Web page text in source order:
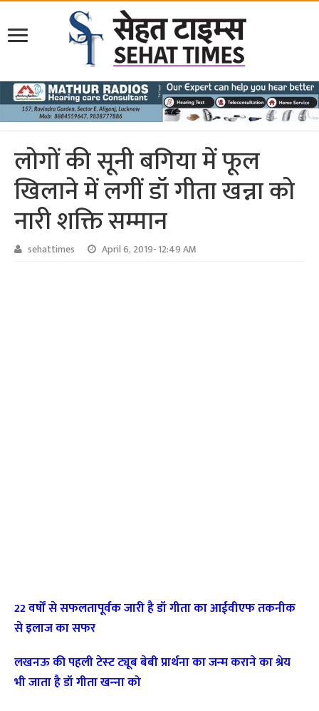
लोगों की सूनी बगिया में फूल
खिलाने में लगीं डॉ गीता खन्ना को
नारी शक्ति सम्मान
sehattimes April 6, 2019- 12:49 AM
22 वर्षों से सफलतापूर्वक जारी है डॉ गीता का आईवीएफ तकनीक
से इलाज का सफर
लखनऊ की पहली टेस्‍ट ट्यूब बेबी प्रार्थना का जन्‍म कराने का श्रेय
भी जाता है डॉ गीता खन्‍ना को